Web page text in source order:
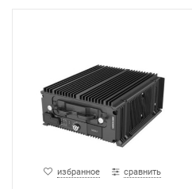
избранное сравнить